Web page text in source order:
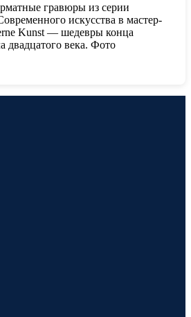
гравюры из серии
искусства в мастер-
Kunst — шедевры конца
двадцатого века. Фото